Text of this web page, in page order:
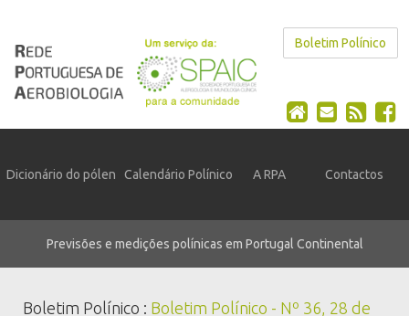
Boletim Polínico
Dicionário do pólen Calendário Polínico A RPA Contactos
Previsões e medições polínicas em Portugal Continental
Boletim Polínico : Boletim Polínico - Nº 36, 28 de